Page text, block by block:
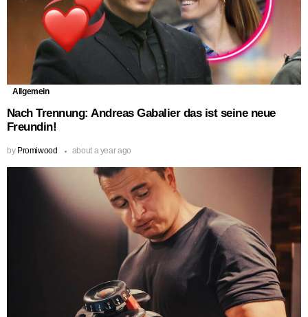
Allgemein
Nach Trennung: Andreas Gabalier das ist seine neue
Freundin!
by Promiwood about a year ago